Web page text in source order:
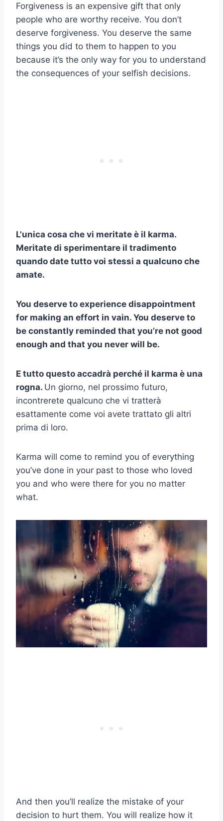
Forgiveness is an expensive gift that only
people who are worthy receive. You don’t
deserve forgiveness. You deserve the same
things you did to them to happen to you
because it’s the only way for you to understand
the consequences of your selfish decisions.
L'unica cosa che vi meritate è il karma.
Meritate di sperimentare il tradimento
quando date tutto voi stessi a qualcuno che
amate.
You deserve to experience disappointment
for making an effort in vain. You deserve to
be constantly reminded that you’re not good
enough and that you never will be.
E tutto questo accadrà perché il karma è una
rogna. Un giorno, nel prossimo futuro,
incontrerete qualcuno che vi tratterà
esattamente come voi avete trattato gli altri
prima di loro.
Karma will come to remind you of everything
you’ve done in your past to those who loved
you and who were there for you no matter
what.
And then you’ll realize the mistake of your
decision to hurt them. You will realize how it